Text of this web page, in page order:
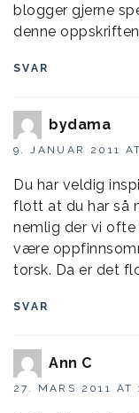
blogger gjerne
denne
SVAR
bydama
9. JANUAR 2011
Du har veldig
flott at du har så
nemlig der vi
være
torsk. Da er det
SVAR
Ann C
27. MARS 2011 AT